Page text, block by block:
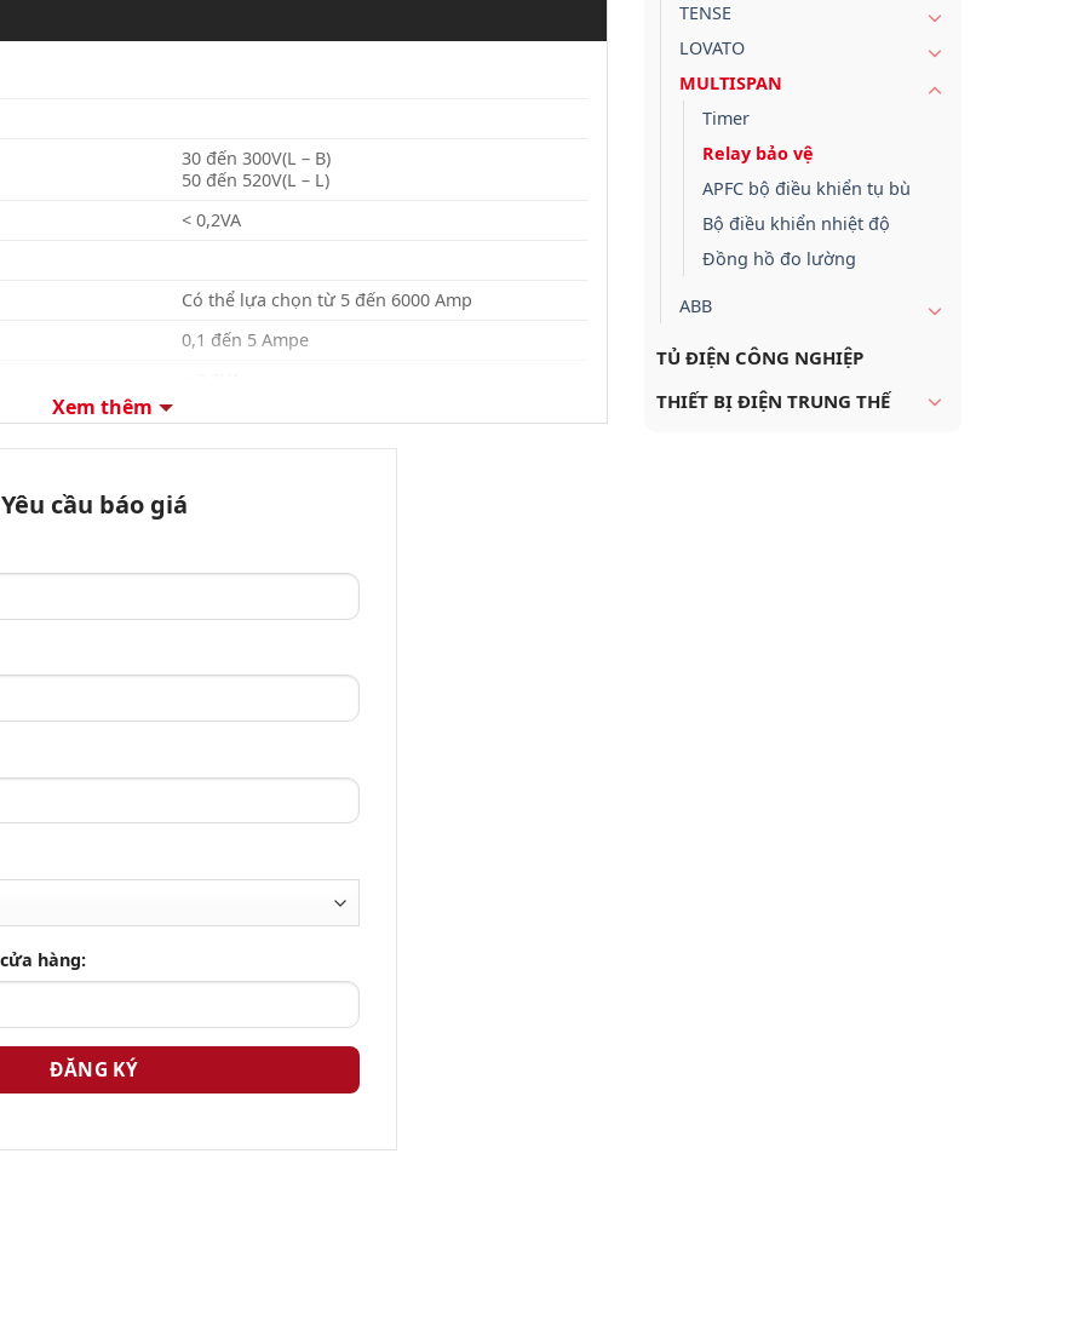
30 đến 300V(L – B)
50 đến 520V(L – L)
< 0,2VA
Có thể lựa chọn từ 5 đến 6000 Amp
0,1 đến 5 Ampe
Lên đến 6A liên tục
96 (C) X 96 (R) X 54 (S) mm
92 (C) X 92 (R) mm
0,00 đến CTR
50 đến 520V cho 3Ø – 3W
50 đến 550V cho 3Ø – 3W
45,0 đến 65,0 Hz
Xem thêm
Yêu cầu báo giá
hàng:
TENSE
LOVATO
MULTISPAN
Timer
Relay bảo vệ
APFC bộ điều khiển tụ bù
Bộ điều khiển nhiệt độ
Đồng hồ đo lường
ABB
TỦ ĐIỆN CÔNG NGHIỆP
THIẾT BỊ ĐIỆN TRUNG THẾ